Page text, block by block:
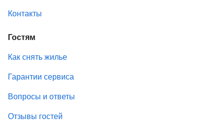
Контакты
Гостям
Как снять жилье
Гарантии сервиса
Вопросы и ответы
Отзывы гостей